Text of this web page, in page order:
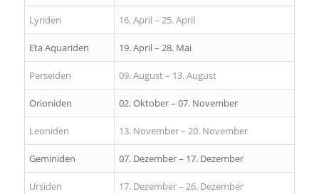
Lyriden 16. April – 25. April
Eta Aquariden 19. April – 28. Mai
Perseiden 09. August – 13. August
Orioniden 02. Oktober – 07. November
Leoniden 13. November – 20. November
Geminiden 07. Dezember – 17. Dezember
Ursiden 17. Dezember – 26. Dezember